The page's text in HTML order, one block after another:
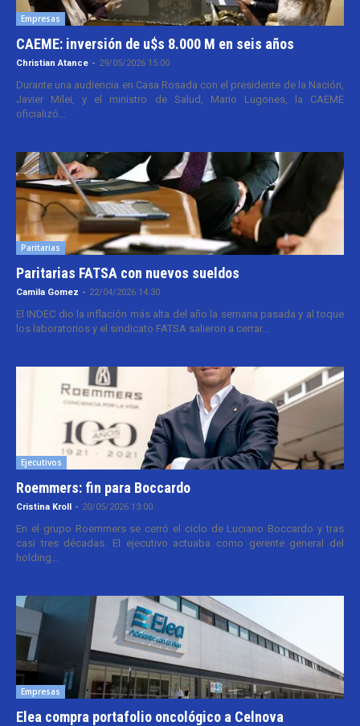
Empresas
CAEME: inversión de u$s 8.000 M en seis años
Christian Atance - 29/05/2026 15:00
Durante una audiencia en Casa Rosada con el presidente de la Nación,
Javier Milei, y el ministro de Salud, Mario Lugones, la CAEME
oficializó...
Paritarias
Paritarias FATSA con nuevos sueldos
Camila Gomez - 22/04/2026 14:30
El INDEC dio la inflación más alta del año la semana pasada y al toque
los laboratorios y el sindicato FATSA salieron a cerrar...
Ejecutivos
Roemmers: fin para Boccardo
Cristina Kroll - 20/05/2026 13:00
En el grupo Roemmers se cerró el ciclo de Luciano Boccardo y tras
casi tres décadas. El ejecutivo actuaba como gerente general del
holding...
Empresas
Elea compra portafolio oncológico a Celnova